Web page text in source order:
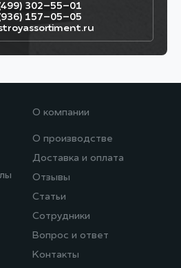
302–55–01
157–05–05
О компании
О производстве
Доставка и оплата
Отзывы
Статьи
Сотрудники
Вопрос и ответ
Контакты